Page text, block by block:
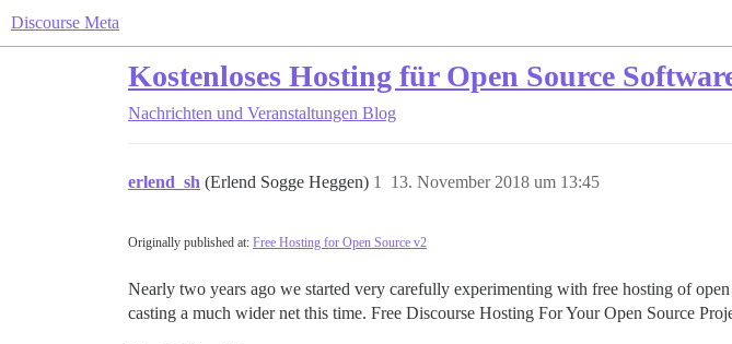
Discourse Meta
Kostenloses Hosting für Open Source
Nachrichten und Veranstaltungen Blog
erlend_sh (Erlend Sogge Heggen) 13. November 2018 um 13:45
1
Originally published at: Free Hosting for Open Source v2
Nearly two years ago we started very carefully experimenting with free hosting of
casting a much wider net this time. Free Discourse Hosting For Your Open Source